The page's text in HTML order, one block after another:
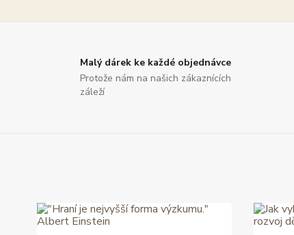
Malý dárek ke každé objednávce
Protože nám na našich zákaznících
záleží